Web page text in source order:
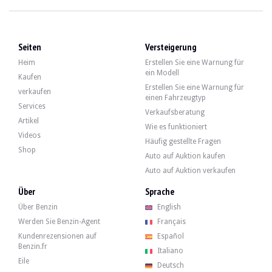
Video
Beschreibung
Dieser Audi S3 aus dem Jahr 2007 weist 197.000 km auf. Der Verkäufer gibt
Im Inneren gibt der Verkäufer an, dass sich das Fahrzeug in einem guten
Seiten
Heim
Kaufen
verkaufen
Services
Artikel
Videos
Shop
Versteigerung
Erstellen Sie eine Warnung für
ein Modell
Erstellen Sie eine Warnung für
einen Fahrzeugtyp
Verkaufsberatung
Wie es funktioniert
Häufig gestellte Fragen
Auto auf Auktion kaufen
Auto auf Auktion verkaufen
Über
Über Benzin
Werden Sie Benzin-Agent
Kundenrezensionen auf
Benzin.fr
Eile
Sprache
English
Français
Español
Italiano
Deutsch